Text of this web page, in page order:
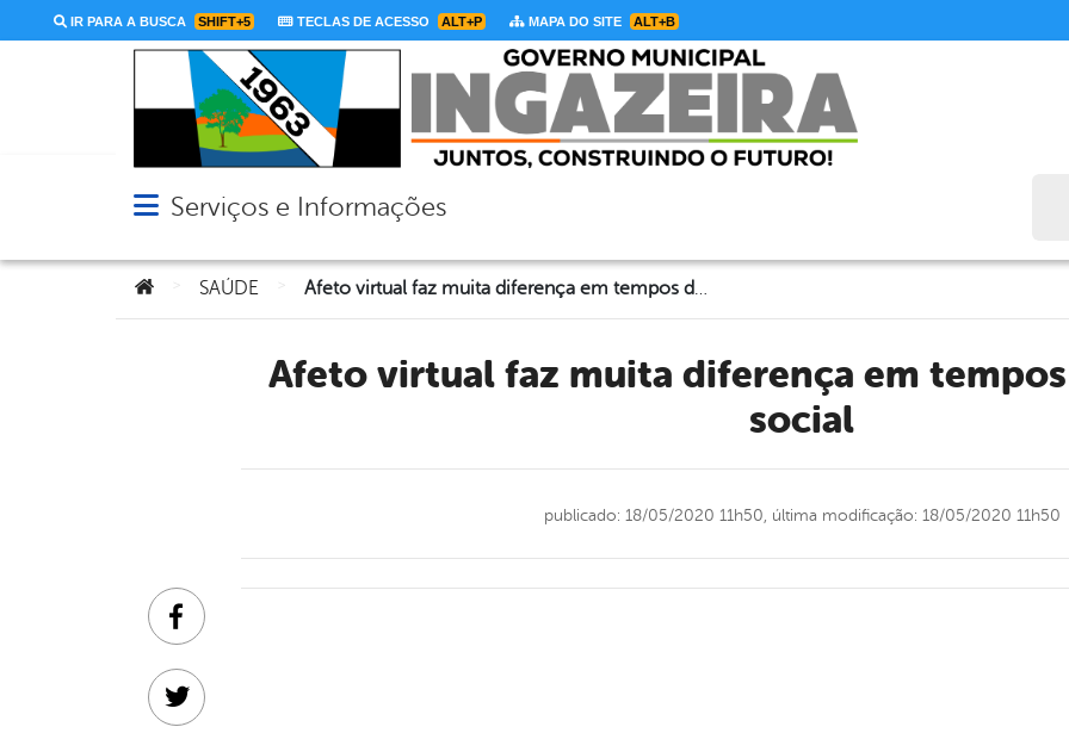
IR PARA A BUSCA SHIFT+5 TECLAS DE ACESSO ALT+P MAPA DO SITE ALT+B
Abrir menu principal de navegação
Serviços e Informações
Você está aqui:
SAÚDE Afeto virtual faz muita diferença em tempos de isolamento social
Afeto virtual faz muita diferença em tempos de isolamento
social
publicado: 18/05/2020 11h50, última modificação: 18/05/2020 11h50
Facebook
Twitter